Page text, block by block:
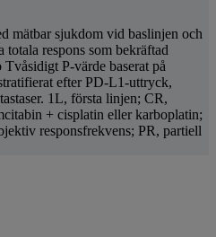
mätbar sjukdom vid baslinjen och
totala respons som bekräftad
P-värde baserat på
efter PD-L1-uttryck,
1L, första linjen; CR,
+ cisplatin eller karboplatin;
responsfrekvens; PR, partiell